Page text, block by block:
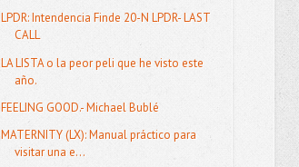
LPDR: Intendencia Finde 20-N LPDR- LAST
CALL
LA LISTA o la peor peli que he visto este
año.
FEELING GOOD.- Michael Bublé
MATERNITY (LX): Manual práctico para
visitar una e...